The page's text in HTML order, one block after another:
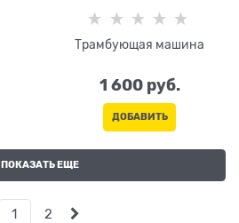
Трамбующая машина
1 600 руб.
ДОБАВИТЬ
ПОКАЗАТЬ ЕЩЕ
1 2